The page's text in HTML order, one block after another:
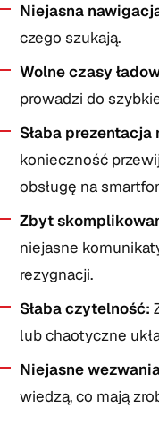
Niejasna
czego szukają.
Wolne czasy
prowadzi do
Słaba prezentacja
konieczność
obsługę na
Zbyt
niejasne
rezygnacji.
Słaba czytelność:
lub chaotyczne
Niejasne
wiedzą, co mają